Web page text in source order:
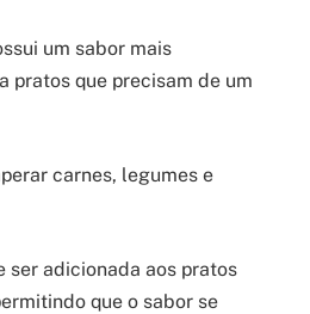
um sabor mais
pratos que precisam de um
carnes, legumes e
ser adicionada aos pratos
que o sabor se